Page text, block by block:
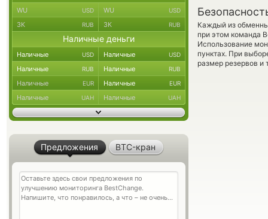
Каждый из
при этом команда
Использование
пунктах. При
размер резервов и
WU USD WU USD
ЗК RUB ЗК RUB
Наличные деньги
Наличные USD Наличные USD
Наличные RUB Наличные RUB
Наличные EUR Наличные EUR
Наличные UAH Наличные UAH
Предложения BTC-кран